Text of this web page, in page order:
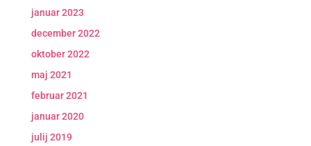
januar 2023
december 2022
oktober 2022
maj 2021
februar 2021
januar 2020
julij 2019